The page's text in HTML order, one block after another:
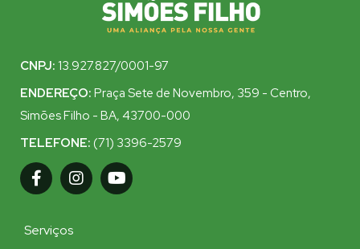
CNPJ: 13.927.827/0001-97
ENDEREÇO: Praça Sete de Novembro, 359 - Centro,
Simões Filho - BA, 43700-000
TELEFONE: (71) 3396-2579
Serviços